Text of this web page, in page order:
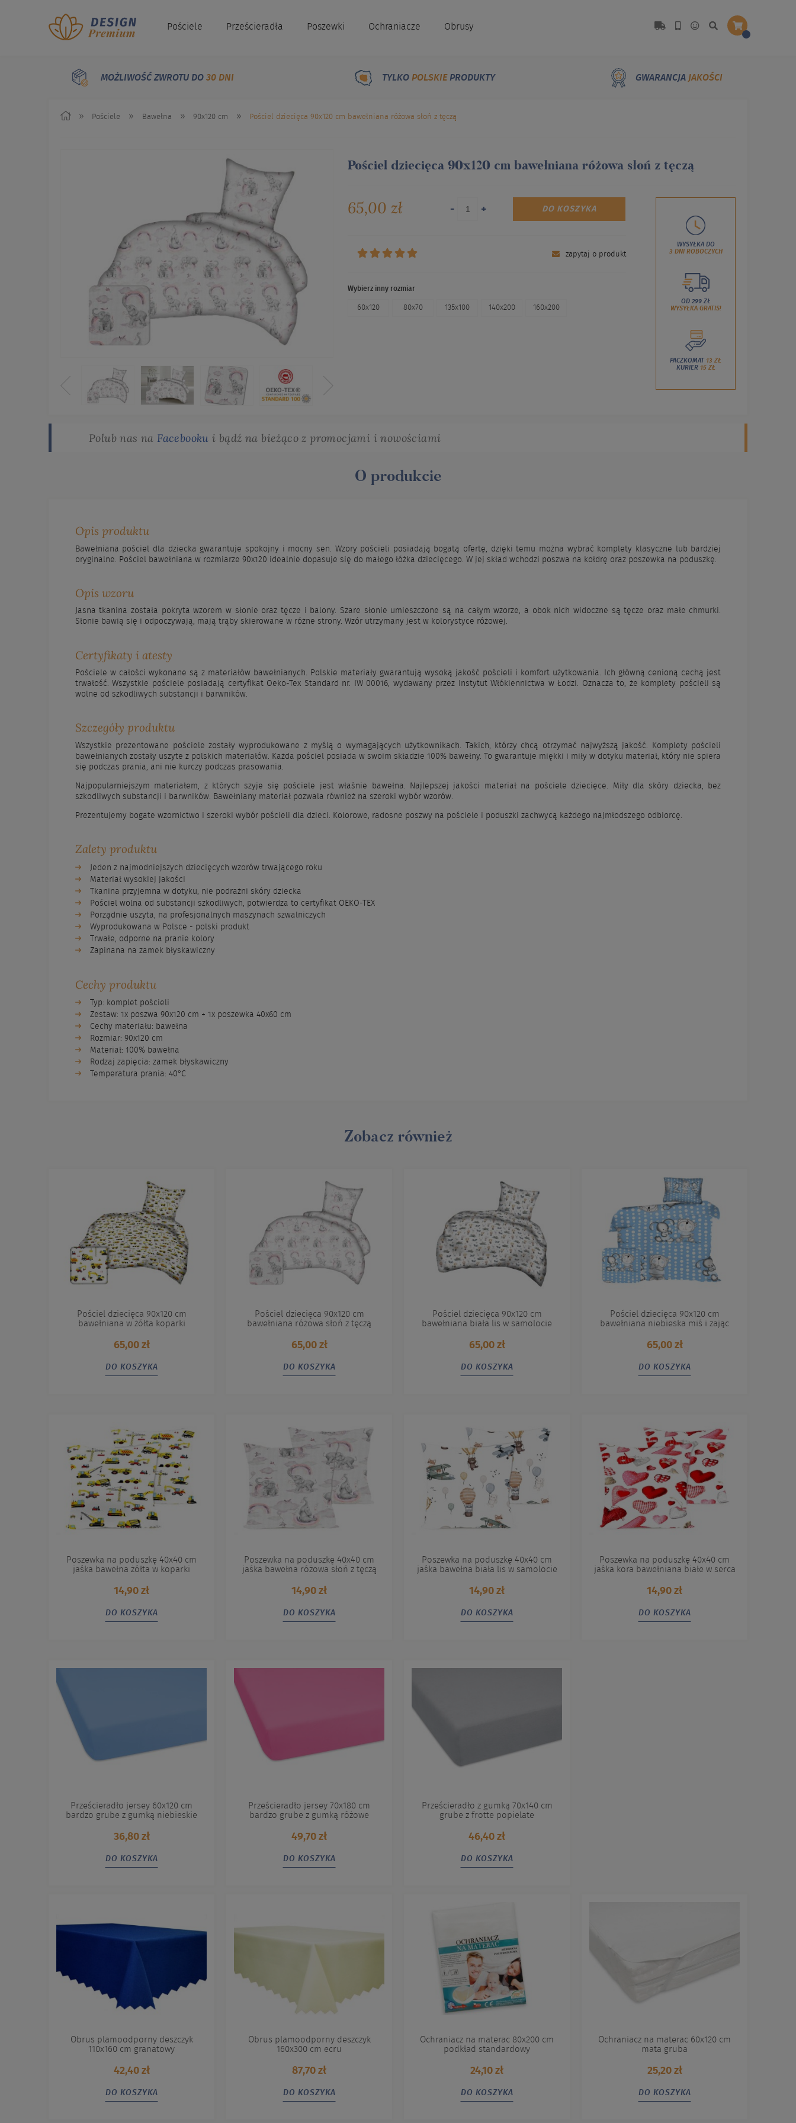
Pościele Prześcieradła Poszewki Ochraniacze Obrusy
MOŻLIWOŚĆ ZWROTU DO 30 DNI TYLKO POLSKIEPRODUKTY GWARANCJA JAKOŚCI
» Pościele » Bawełna » 90x120 cm » Pościel dziecięca 90x120 cm bawełniana różowa słoń z tęczą
Pościel dziecięca 90x120 cm bawełniana różowa słoń z tęczą
65,00 zł - + DO KOSZYKA
zapytaj o produkt
Wybierz inny rozmiar
60x120 80x70 135x100 140x200 160x200
WYSYŁKA DO
3 DNI ROBOCZYCH
OD 299 ZŁ
WYSYŁKA GRATIS!
PACZKOMAT 13 ZŁ
KURIER 15 ZŁ
Polub nas na Facebooku i bądź na bieżąco z promocjami i nowościami
O produkcie
Opis produktu
Bawełniana pościel dla dziecka gwarantuje spokojny i mocny sen. Wzory pościeli posiadają bogatą ofertę, dzięki temu można wybrać komplety klasyczne lub bardziej
oryginalne. Pościel bawełniana w rozmiarze 90x120 idealnie dopasuje się do małego łóżka dziecięcego. W jej skład wchodzi poszwa na kołdrę oraz poszewka na poduszkę.
Opis wzoru
Jasna tkanina została pokryta wzorem w słonie oraz tęcze i balony. Szare słonie umieszczone są na całym wzorze, a obok nich widoczne są tęcze oraz małe chmurki.
Słonie bawią się i odpoczywają, mają trąby skierowane w różne strony. Wzór utrzymany jest w kolorystyce różowej.
Certyfikaty i atesty
Pościele w całości wykonane są z materiałów bawełnianych. Polskie materiały gwarantują wysoką jakość pościeli i komfort użytkowania. Ich główną cenioną cechą jest
trwałość. Wszystkie pościele posiadają certyfikat Oeko-Tex Standard nr. IW 00016, wydawany przez Instytut Włókiennictwa w Łodzi. Oznacza to, że komplety pościeli są
wolne od szkodliwych substancji i barwników.
Szczegóły produktu
Wszystkie prezentowane pościele zostały wyprodukowane z myślą o wymagających użytkownikach. Takich, którzy chcą otrzymać najwyższą jakość. Komplety pościeli
bawełnianych zostały uszyte z polskich materiałów. Każda pościel posiada w swoim składzie 100% bawełny. To gwarantuje miękki i miły w dotyku materiał, który nie spiera
się podczas prania, ani nie kurczy podczas prasowania.
Najpopularniejszym materiałem, z których szyje się pościele jest właśnie bawełna. Najlepszej jakości materiał na pościele dziecięce. Miły dla skóry dziecka, bez
szkodliwych substancji i barwników. Bawełniany materiał pozwala również na szeroki wybór wzorów.
Prezentujemy bogate wzornictwo i szeroki wybór pościeli dla dzieci. Kolorowe, radosne poszwy na pościele i poduszki zachwycą każdego najmłodszego odbiorcę.
Zalety produktu
Jeden z najmodniejszych dziecięcych wzorów trwającego roku
Materiał wysokiej jakości
Tkanina przyjemna w dotyku, nie podrażni skóry dziecka
Pościel wolna od substancji szkodliwych, potwierdza to certyfikat OEKO-TEX
Porządnie uszyta, na profesjonalnych maszynach szwalniczych
Wyprodukowana w Polsce - polski produkt
Trwałe, odporne na pranie kolory
Zapinana na zamek błyskawiczny
Cechy produktu
Typ: komplet pościeli
Zestaw: 1x poszwa 90x120 cm + 1x poszewka 40x60 cm
Cechy materiału: bawełna
Rozmiar: 90x120 cm
Materiał: 100% bawełna
Rodzaj zapięcia: zamek błyskawiczny
Temperatura prania: 40°C
Zobacz również
Pościel dziecięca 90x120 cm
bawełniana w żółta koparki
65,00 zł
DO KOSZYKA
Pościel dziecięca 90x120 cm
bawełniana różowa słoń z tęczą
65,00 zł
DO KOSZYKA
Pościel dziecięca 90x120 cm
bawełniana biała lis w samolocie
65,00 zł
DO KOSZYKA
Pościel dziecięca 90x120 cm
bawełniana niebieska miś i zając
65,00 zł
DO KOSZYKA
Poszewka na poduszkę 40x40 cm
jaśka bawełna żółta w koparki
14,90 zł
DO KOSZYKA
Poszewka na poduszkę 40x40 cm
jaśka bawełna różowa słoń z tęczą
14,90 zł
DO KOSZYKA
Poszewka na poduszkę 40x40 cm
jaśka bawełna biała lis w samolocie
14,90 zł
DO KOSZYKA
Poszewka na poduszkę 40x40 cm
jaśka kora bawełniana białe w serca
14,90 zł
DO KOSZYKA
Prześcieradło jersey 60x120 cm
bardzo grube z gumką niebieskie
36,80 zł
DO KOSZYKA
Prześcieradło jersey 70x180 cm
bardzo grube z gumką różowe
49,70 zł
DO KOSZYKA
Prześcieradło z gumką 70x140 cm
grube z frotte popielate
46,40 zł
DO KOSZYKA
Obrus plamoodporny deszczyk
110x160 cm granatowy
42,40 zł
DO KOSZYKA
Obrus plamoodporny deszczyk
160x300 cm ecru
87,70 zł
DO KOSZYKA
Ochraniacz na materac 80x200 cm
podkład standardowy
24,10 zł
DO KOSZYKA
Ochraniacz na materac 60x120 cm
mata gruba
25,20 zł
DO KOSZYKA